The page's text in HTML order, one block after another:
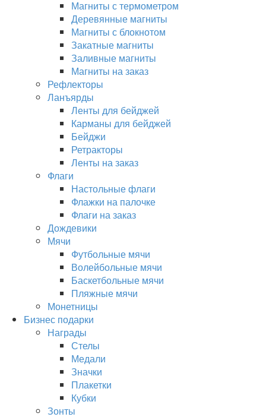
Магниты с термометром
Деревянные магниты
Магниты с блокнотом
Закатные магниты
Заливные магниты
Магниты на заказ
Рефлекторы
Ланъярды
Ленты для бейджей
Карманы для бейджей
Бейджи
Ретракторы
Ленты на заказ
Флаги
Настольные флаги
Флажки на палочке
Флаги на заказ
Дождевики
Мячи
Футбольные мячи
Волейбольные мячи
Баскетбольные мячи
Пляжные мячи
Монетницы
Бизнес подарки
Награды
Стелы
Медали
Значки
Плакетки
Кубки
Зонты